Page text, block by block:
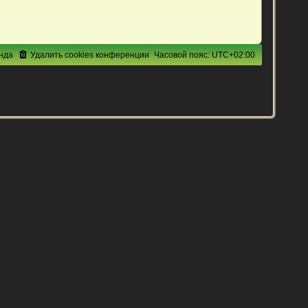
Часовой пояс:UTC+02:00
Удалить cookies конференции